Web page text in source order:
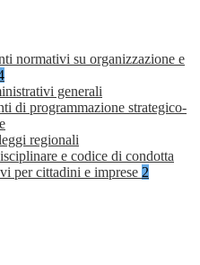
normativi su organizzazione e
generali
di programmazione strategico-
regionali
e codice di condotta
per cittadini e imprese 2